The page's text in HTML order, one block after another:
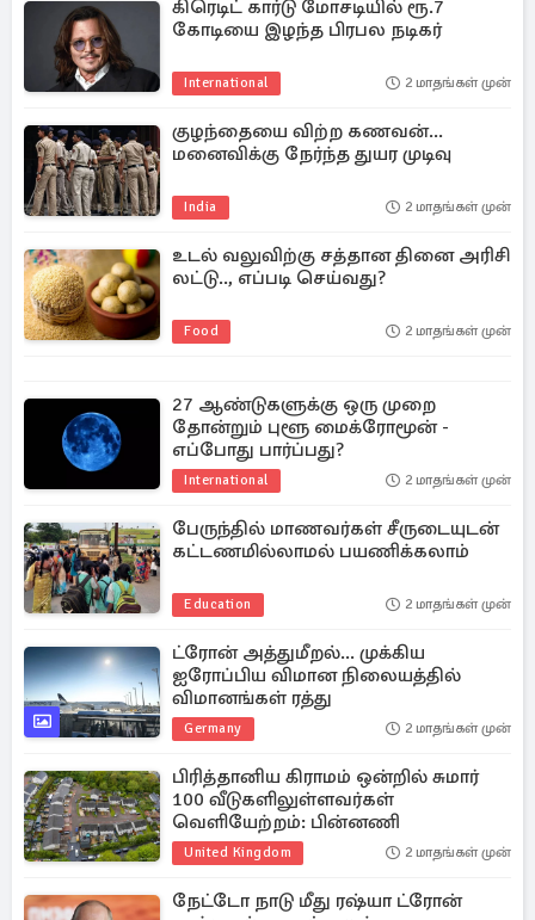
கிரெடிட் கார்டு மோசடியில் ரூ.7
கோடியை இழந்த பிரபல நடிகர்
International 2 மாதங்கள் முன்
குழந்தையை விற்ற கணவன்...
மனைவிக்கு நேர்ந்த துயர முடிவு
India 2 மாதங்கள் முன்
உடல் வலுவிற்கு சத்தான தினை அரிசி
லட்டு.., எப்படி செய்வது?
Food 2 மாதங்கள் முன்
27 ஆண்டுகளுக்கு ஒரு முறை
தோன்றும் புளூ மைக்ரோமூன் -
எப்போது பார்ப்பது?
International 2 மாதங்கள் முன்
பேருந்தில் மாணவர்கள் சீருடையுடன்
கட்டணமில்லாமல் பயணிக்கலாம்
Education 2 மாதங்கள் முன்
ட்ரோன் அத்துமீறல்... முக்கிய
ஐரோப்பிய விமான நிலையத்தில்
விமானங்கள் ரத்து
Germany 2 மாதங்கள் முன்
பிரித்தானிய கிராமம் ஒன்றில் சுமார்
100 வீடுகளிலுள்ளவர்கள்
வெளியேற்றம்: பின்னணி
United Kingdom 2 மாதங்கள் முன்
நேட்டோ நாடு மீது ரஷ்யா ட்ரோன்